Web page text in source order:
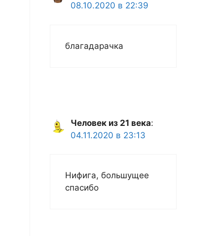
08.10.2020 в 22:39
благадарачка
Человек из 21 века:
04.11.2020 в 23:13
Нифига, большущее
спасибо